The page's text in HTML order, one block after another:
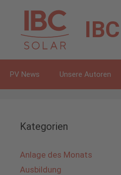
springen
PV News Unsere Autoren
Kategorien
Anlage des Monats
Ausbildung